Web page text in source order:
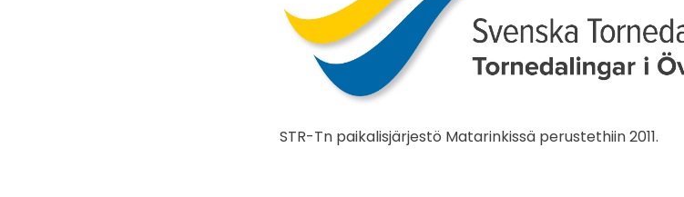
STR-Tn paikalisjärjestö Matarinkissä perustethiin 2011.